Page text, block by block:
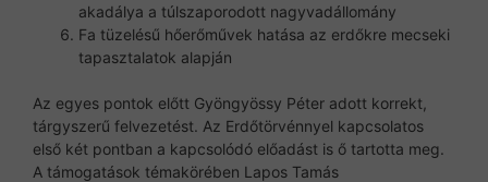
akadálya a túlszaporodott nagyvadállomány
Fa tüzelésű hőerőművek hatása az erdőkre mecseki
tapasztalatok alapján
Az egyes pontok előtt Gyöngyössy Péter adott korrekt,
tárgyszerű felvezetést. Az Erdőtörvénnyel kapcsolatos
első két pontban a kapcsolódó előadást is ő tartotta meg.
A támogatások témakörében Lapos Tamás